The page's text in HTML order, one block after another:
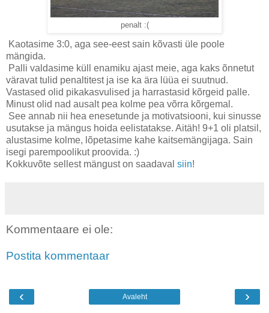
penalt :(
Kaotasime 3:0, aga see-eest sain kõvasti üle poole
mängida.
Palli valdasime küll enamiku ajast meie, aga kaks õnnetut
väravat tulid penaltitest ja ise ka ära lüüa ei suutnud.
Vastased olid pikakasvulised ja harrastasid kõrgeid palle.
Minust olid nad ausalt pea kolme pea võrra kõrgemal.
See annab nii hea enesetunde ja motivatsiooni, kui sinusse
usutakse ja mängus hoida eelistatakse. Aitäh! 9+1 oli platsil,
alustasime kolme, lõpetasime kahe kaitsemängijaga. Sain
isegi parempoolikut proovida. :)
Kokkuvõte sellest mängust on saadaval siin!
Kommentaare ei ole:
Postita kommentaar
‹ ›
Avaleht